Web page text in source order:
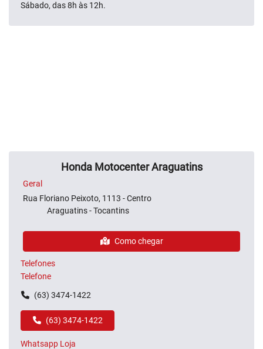
Sábado, das 8h às 12h.
Honda Motocenter Araguatins
Geral
Rua Floriano Peixoto, 1113 - Centro
Araguatins - Tocantins
Como chegar
Telefones
Telefone
(63) 3474-1422
(63) 3474-1422
Whatsapp Loja